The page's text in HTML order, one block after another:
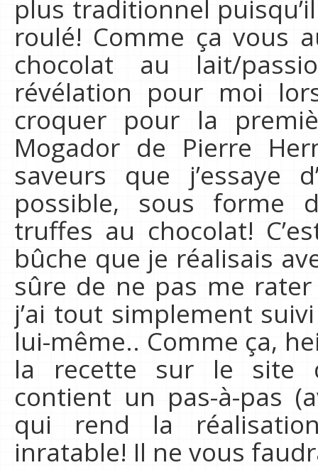
plus traditionnel
roulé! Comme ça vous
chocolat au lait/
révélation pour moi
croquer pour la
Mogador de Pierre
saveurs que j’essaye
possible, sous forme
truffes au chocolat!
bûche que je réalisais
sûre de ne pas me
j’ai tout simplement
lui-même.. Comme ça,
la recette sur le site
contient un pas-à-pas
qui rend la
inratable! Il ne vous